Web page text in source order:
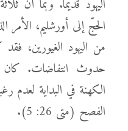
اليهود قديمًا. وبما أنّ
الحجّ إلى أورشليم،
من اليهود الغيورين،
حدوث انتفاضات.
الكهنة في البداية لعدم
الفصح (متى 26: 5).